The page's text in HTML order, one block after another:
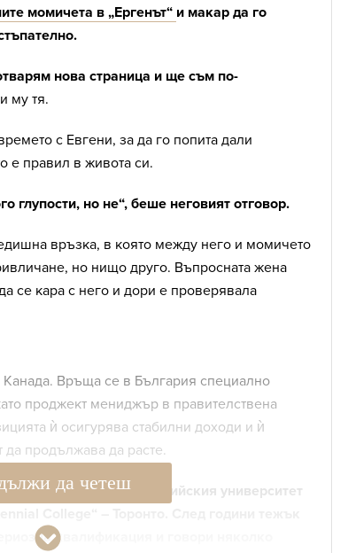
момичета в „Ергенът“ и макар да го
нова страница и ще съм по-
му тя.
с Евгени, за да го попита дали
е правил в живота си.
глупости, но не“, беше неговият отговор.
връзка, в която между него и момичето
но нищо друго. Въпросната жена
се кара с него и дори е проверявала
Връща се в България специално
проджект мениджър в правителствена
ѝ осигурява стабилни доходи и ѝ
продължава да расте.
отношения“ в Софийския университет
квалификация и говори няколко
да четеш